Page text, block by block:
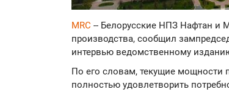
MRC -- Белорусские НПЗ Нафтан и
производства, сообщил
интервью ведомственному
По его словам, текущие мощности
полностью удовлетворить